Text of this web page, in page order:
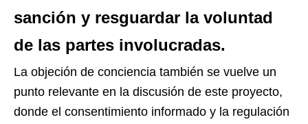
sanción y resguardar la voluntad
de las partes involucradas.
La objeción de conciencia también se vuelve un
punto relevante en la discusión de este proyecto,
donde el consentimiento informado y la regulación